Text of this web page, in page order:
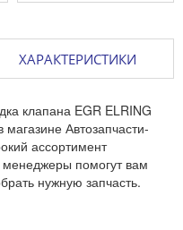
ХАРАКТЕРИСТИКИ
клапана EGR ELRING
Автозапчасти-
ассортимент
помогут вам
нужную запчасть.